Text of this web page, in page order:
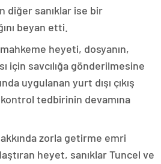
diğer sanıklar ise bir
beyan etti.
mahkeme heyeti, dosyanın,
için savcılığa gönderilmesine
uygulanan yurt dışı çıkış
tedbirinin devamına
zorla getirme emri
heyet, sanıklar Tuncel ve